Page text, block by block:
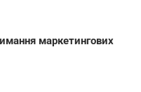
маркетингових